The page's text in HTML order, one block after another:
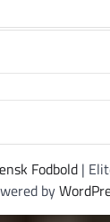
Fodbold |
by